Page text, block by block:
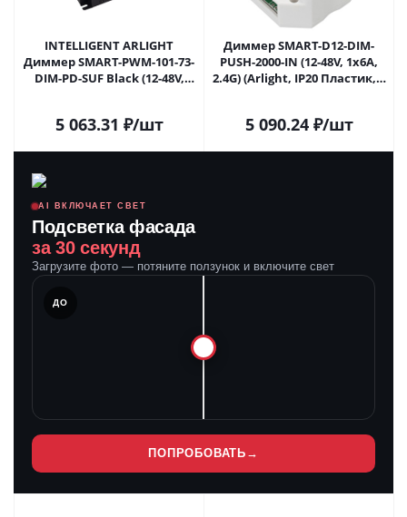
INTELLIGENT ARLIGHT
Диммер SMART-PWM-101-73-
DIM-PD-SUF Black (12-48V,
Самаре
5 063.31 ₽/шт
Диммер SMART-D12-DIM-
PUSH-2000-IN (12-48V, 1x6A,
2.4G) (Arlight, IP20 Пластик, 5
5 090.24₽/шт
AI ВКЛЮЧАЕТ СВЕТ
Подсветка фасада
за 30 секунд
Загрузите фото — потяните ползунок и включите свет
ДО
ПОПРОБОВАТЬ →